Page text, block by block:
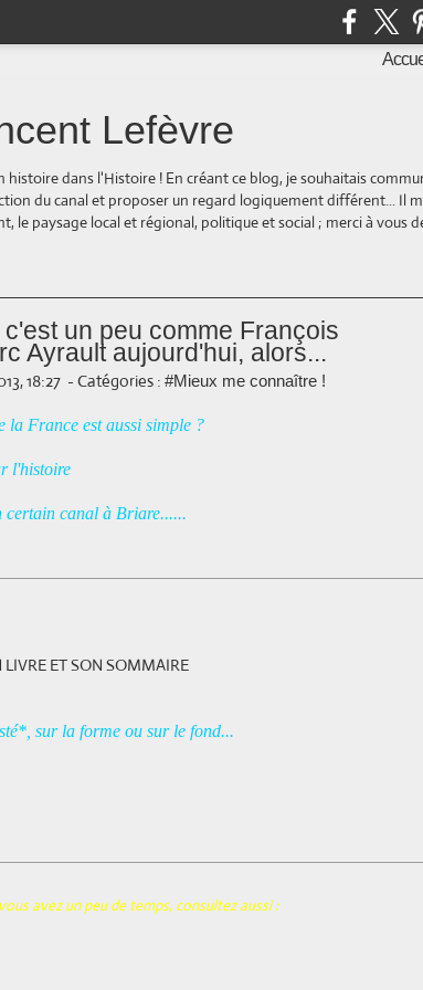
Lefèvre
histoire dans l'Histoire ! En créant ce blog, je souhaitais
du canal et proposer un regard logiquement différent... Il
le paysage local et régional, politique et social ; merci à vous
un peu comme François
Ayrault aujourd'hui, alors...
18:27 - Catégories : #Mieux me connaître !
la France est aussi simple ?
certain canal à Briare......
sur la forme ou sur le fond...
temps, consultez aussi :